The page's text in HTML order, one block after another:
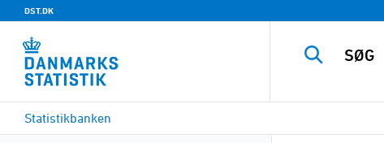
DST.DK
Statistikbanken